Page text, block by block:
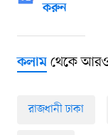
করুন
কলামথেকে
রাজধানী ঢাকা